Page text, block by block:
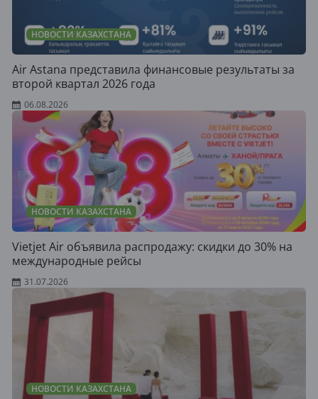
НОВОСТИ КАЗАХСТАНА
Air Astana представила финансовые результаты за
второй квартал 2026 года
06.08.2026
НОВОСТИ КАЗАХСТАНА
Vietjet Air объявила распродажу: скидки до 30% на
международные рейсы
31.07.2026
НОВОСТИ КАЗАХСТАНА